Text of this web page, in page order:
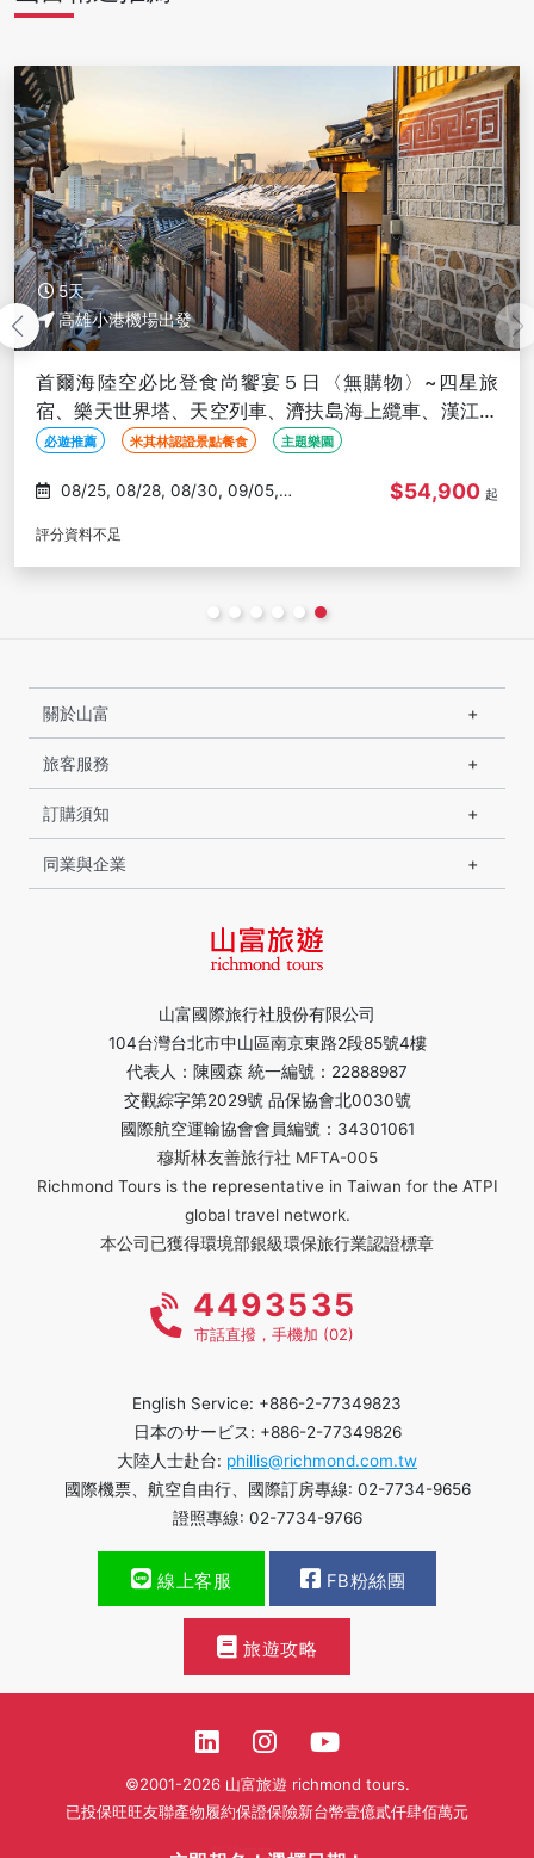
5天
高雄小港機場出發
首爾海陸空必比登食尚饗宴５日〈無購物〉~四星旅
宿、樂天世界塔、天空列車、濟扶島海上纜車、漢江遊
覽船、自由購物樂-高雄出發
必遊推薦 米其林認證景點餐食 主題樂園
$54,900 起
評分資料不足
山富國際旅行社股份有限公司
104台灣台北市中山區南京東路2段85號4樓
代表人：陳國森 統一編號：22888987
交觀綜字第2029號 品保協會北0030號
國際航空運輸協會會員編號：34301061
穆斯林友善旅行社 MFTA-005
Richmond Tours is the representative in Taiwan for the ATPI
global travel network.
本公司已獲得環境部銀級環保旅行業認證標章
關於山富
旅客服務
訂購須知
同業與企業
4493535
市話直撥，手機加 (02)
English Service: +886-2-77349823
日本のサービス: +886-2-77349826
大陸人士赴台: phillis@richmond.com.tw
國際機票、航空自由行、國際訂房專線: 02-7734-9656
證照專線: 02-7734-9766
線上客服 FB粉絲團
旅遊攻略
©2001-2026 山富旅遊 richmond tours.
已投保旺旺友聯產物履約保證保險新台幣壹億貳仟肆佰萬元
繁體中文